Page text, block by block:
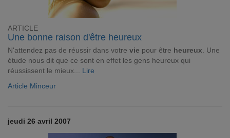
ARTICLE
Une bonne raison d'être heureux
N'attendez pas de réussir dans votre vie pour être heureux . Une
étude nous dit que ce sont en effet les gens heureux qui
réussissent le mieux... Lire
Article Minceur
jeudi 26 avril 2007